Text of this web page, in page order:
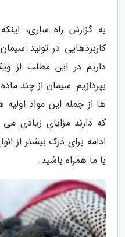
به گزارش راه ساری،
کاربردهایی در تولید
داریم در این مطلب از
بپردازیم. سیمان از چند
ها از جمله این مواد
که دارند مزایای زیادی
ادامه برای درک بیشتر از
با ما همراه باشید.